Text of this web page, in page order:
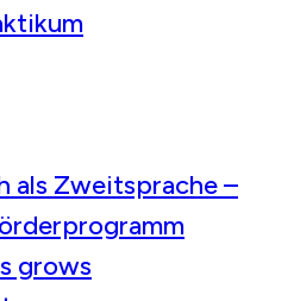
als Zweitsprache –
grows